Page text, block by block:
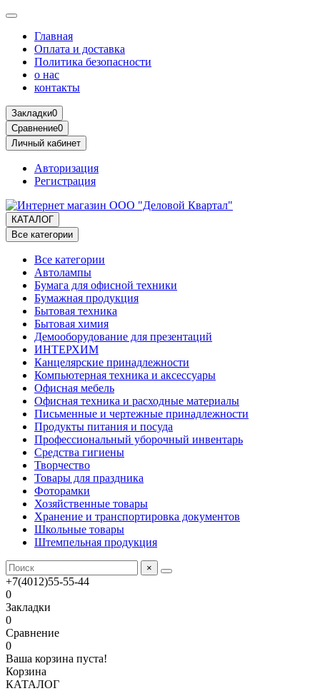
Главная
Оплата и доставка
Политика безопасности
о нас
контакты
Закладки0
Сравнение0
Личный кабинет
Авторизация
Регистрация
КАТАЛОГ
Все категории
Все категории
Автолампы
Бумага для офисной техники
Бумажная продукция
Бытовая техника
Бытовая химия
Демооборудование для презентаций
ИНТЕРХИМ
Канцелярские принадлежности
Компьютерная техника и аксессуары
Офисная мебель
Офисная техника и расходные материалы
Письменные и чертежные принадлежности
Продукты питания и посуда
Профессиональный уборочный инвентарь
Средства гигиены
Творчество
Товары для праздника
Фоторамки
Хозяйственные товары
Хранение и транспортировка документов
Школьные товары
Штемпельная продукция
×
+7(4012)55-55-44
0
Закладки
0
Сравнение
0
Ваша корзина пуста!
Корзина
КАТАЛОГ